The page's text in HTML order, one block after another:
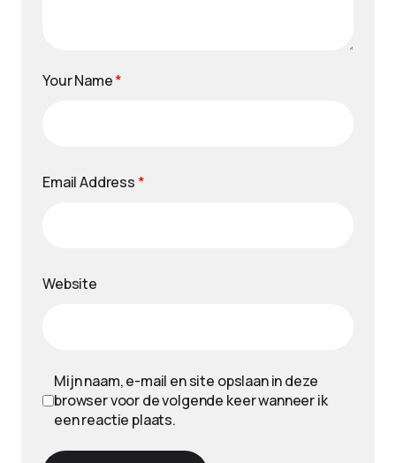
Your Name*
Email Address *
Website
Mijn naam, e-mail en site opslaan in deze
browser voor de volgende keer wanneer ik
een reactie plaats.